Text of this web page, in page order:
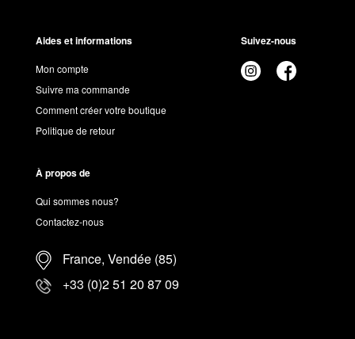
Aides et informations
Mon compte
Suivre ma commande
Comment créer votre boutique
Politique de retour
Suivez-nous
À propos de
Qui sommes nous?
Contactez-nous
France, Vendée (85)
+33 (0)2 51 20 87 09